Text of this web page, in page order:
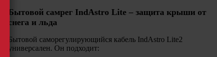
Бытовой самрег IndAstro Lite – защита крыши от
снега и льда
Бытовой саморегулирующийся кабель IndAstro Lite2
универсален. Он подходит: